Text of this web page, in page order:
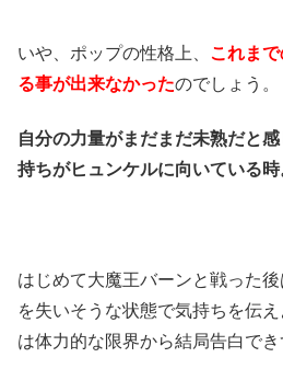
いや、ポップの性格上、 これま
る事が出来なかったのでしょう。
自分の力量がまだまだ未熟だと
持ちがヒュンケルに向いている時
はじめて大魔王バーンと戦った
を失いそうな状態で気持ちを伝
は体力的な限界から結局告白でき